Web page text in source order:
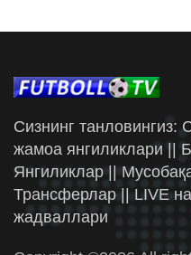
Сизнинг танловингиз:
жамоа янгиликлари ||
Янгиликлар ||
Трансферлар || LIVE
жадваллари